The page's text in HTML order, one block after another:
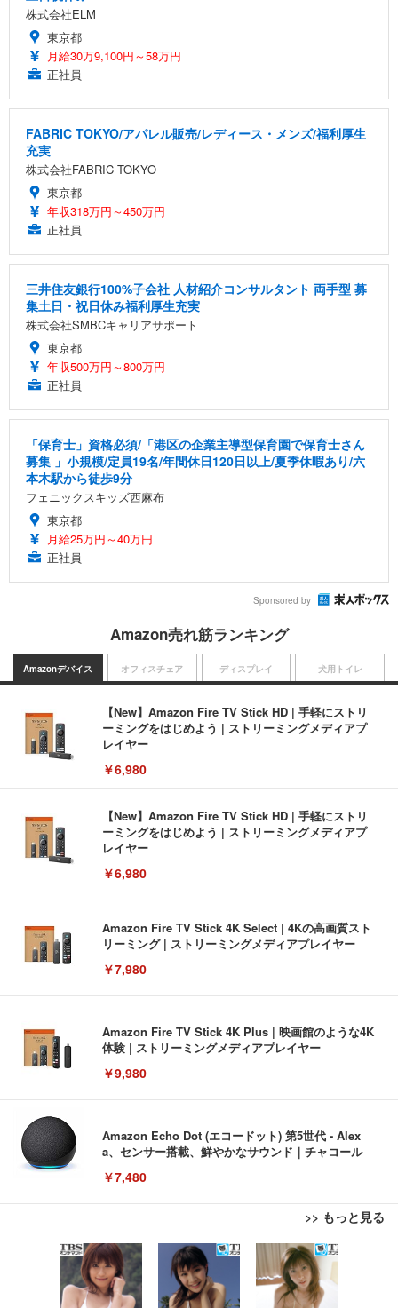
株式会社ELM
東京都
月給30万9,100円～58万円
正社員
FABRIC TOKYO/アパレル販売/レディース・メンズ/福利厚生
充実
株式会社FABRIC TOKYO
東京都
年収318万円～450万円
正社員
三井住友銀行100%子会社 人材紹介コンサルタント 両手型 募
集土日・祝日休み福利厚生充実
株式会社SMBCキャリアサポート
東京都
年収500万円～800万円
正社員
「保育士」資格必須/「港区の企業主導型保育園で保育士さん
募集 」小規模/定員19名/年間休日120日以上/夏季休暇あり/六
本木駅から徒歩9分
フェニックスキッズ西麻布
東京都
月給25万円～40万円
正社員
Sponsored by
Amazon売れ筋ランキング
Amazonデバイス
【New】Amazon Fire TV Stick HD | 手軽にストリ
ーミングをはじめよう | ストリーミングメディアプ
レイヤー
￥6,980
【New】Amazon Fire TV Stick HD | 手軽にストリ
ーミングをはじめよう | ストリーミングメディアプ
レイヤー
￥6,980
Amazon Fire TV Stick 4K Select | 4Kの高画質スト
リーミング | ストリーミングメディアプレイヤー
￥7,980
Amazon Fire TV Stick 4K Plus | 映画館のような4K
体験 | ストリーミングメディアプレイヤー
￥9,980
Amazon Echo Dot (エコードット) 第5世代 - Alex
a、センサー搭載、鮮やかなサウンド｜チャコール
￥7,480
>> もっと見る
オフィスチェア
[EdoErgo] オフィスチェア 椅子 テレワーク 疲れな
い 跳ね上げ式アームレスト コンパクト 約105度ロッ
キング pc 事務椅子 360度回転 座面昇降 強化ナイロ
ン樹脂ベース 通気性メッシュ 在宅ワーク H-WY01
ディスプレイ
EIZO ビジネス向けプレミアムモニター | FlexScan
EV3240X-WT | 31.5型4K UHD・USB Type-C・ホワ
イト
犬用トイレ
Amazonベーシック ペットシーツ 薄型 レギュラー 1
回使い捨て 無香料 ホワイト 300枚
￥3,373